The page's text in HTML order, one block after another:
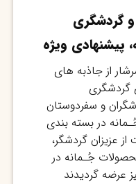
گردشگری
پیشنهادی ویژه
از جاذبه های
و سفردوستان
در بسته بندی
عزیزان گردشگر،
جُـمانه در